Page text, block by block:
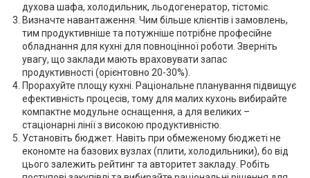
духова шафа, холодильник, льодогенератор, тістоміс.
Визначте навантаження. Чим більше клієнтів і замовлень,
тим продуктивніше та потужніше потрібне професійне
обладнання для кухні для повноцінної роботи. Зверніть
увагу, що заклади мають враховувати запас
продуктивності (орієнтовно 20-30%).
Прорахуйте площу кухні. Раціональне планування підвищує
ефективність процесів, тому для малих кухонь вибирайте
компактне модульне оснащення, а для великих –
стаціонарні лінії з високою продуктивністю.
Установіть бюджет. Навіть при обмеженому бюджеті не
економте на базових вузлах (плити, холодильники), бо від
цього залежить рейтинг та авторитет закладу. Робіть